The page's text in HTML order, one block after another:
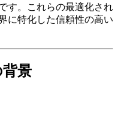
す。これらの最適化され
に特化した信頼性の高い
景